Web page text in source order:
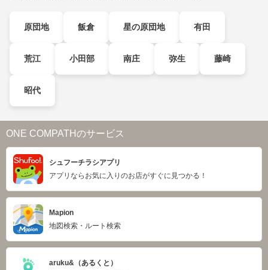
原団地 飯倉 星の原団地 有田
荒江 小田部 南庄 弥生 藤崎
昭代
ONE COMPATHのサービス
シュフーチラシアプリ
アプリならお気に入りのお店がすぐに見つかる！
Mapion
地図検索・ルート検索
aruku&（あるくと）